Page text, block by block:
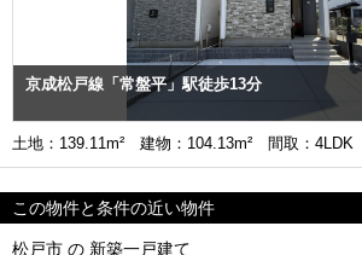
京成松戸線「常盤平」駅徒歩13分
土地：139.11m² 建物：104.13m² 間取：4LDK
この物件と条件の近い物件
松戸市 の 新築一戸建て